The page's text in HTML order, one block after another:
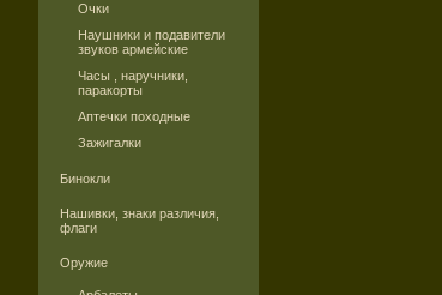
Очки
Наушники и подавители
звуков армейские
Часы , наручники,
паракорты
Аптечки походные
Зажигалки
Бинокли
Нашивки, знаки различия,
флаги
Оружие